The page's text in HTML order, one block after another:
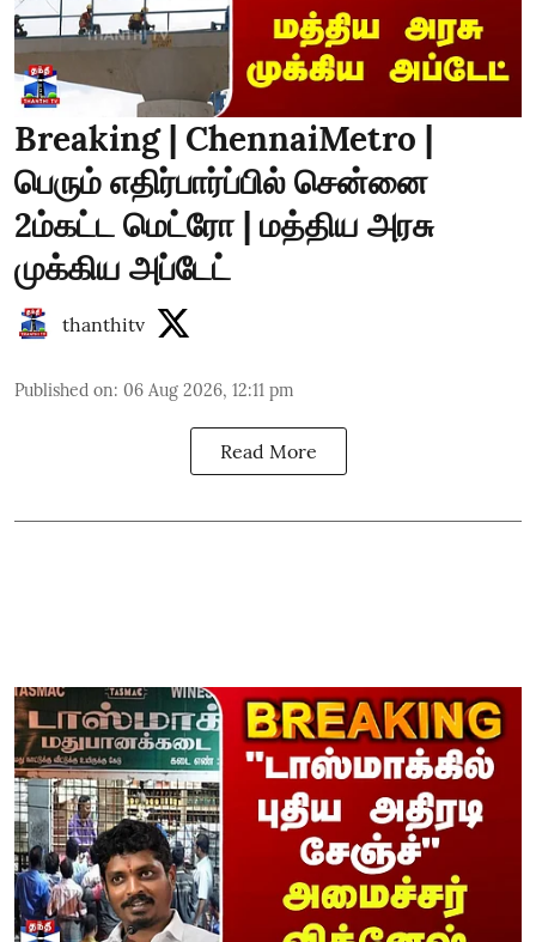
Breaking | ChennaiMetro |
பெரும் எதிர்பார்ப்பில் சென்னை
2ம்கட்ட மெட்ரோ | மத்திய அரசு
முக்கிய அப்டேட்
thanthitv
Published on: 06 Aug 2026, 12:11 pm
Read More